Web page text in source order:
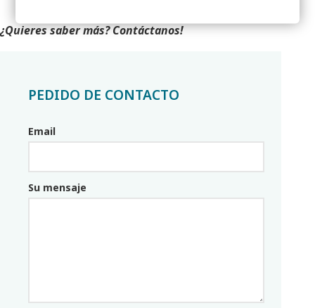
¿Quieres saber más? Contáctanos!
PEDIDO DE CONTACTO
Email
Email_parceiro
Su mensaje